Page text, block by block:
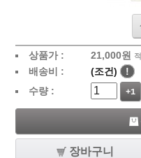
상품가 : 21,000원
배송비 : (조건) !
수량 :
+1
장바구니